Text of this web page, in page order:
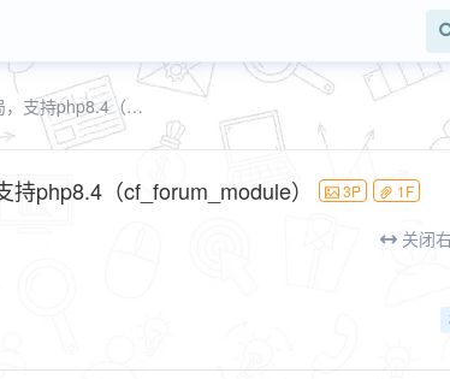
论坛版块模块插件，在首页显示传统论坛布局，支持php8.4（cf_forum_module）
php8.4（cf_forum_module） 3P 1F
关闭